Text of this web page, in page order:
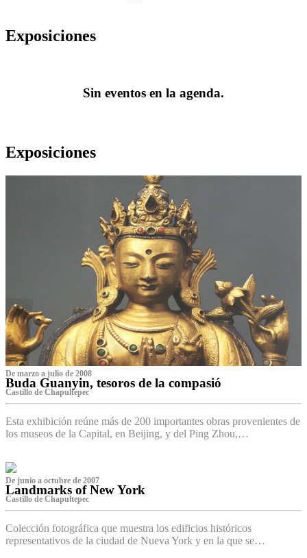
Exposiciones
Sin eventos en la agenda.
Exposiciones
De marzo a julio de 2008
Buda Guanyin, tesoros de la compasió
Castillo de Chapultepec
Esta exhibición reúne más de 200 importantes obras provenientes de
los museos de la Capital, en Beijing, y del Ping Zhou,…
De junio a octubre de 2007
Landmarks of New York
Castillo de Chapultepec
Colección fotográfica que muestra los edificios históricos
representativos de la ciudad de Nueva York y en la que se…